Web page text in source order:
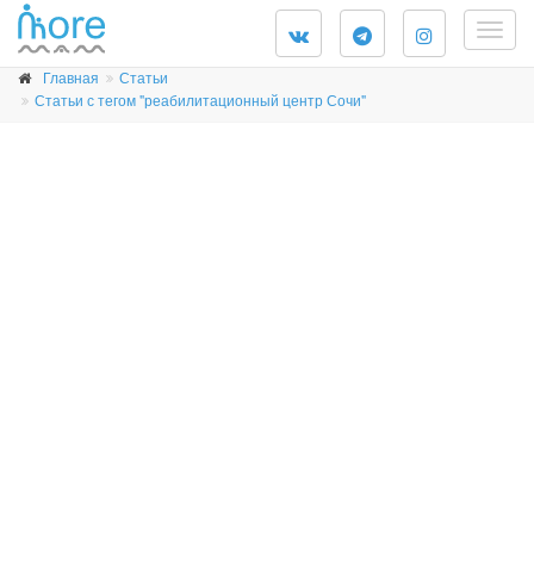
Главная
Статьи
Статьи с тегом "реабилитационный центр Сочи"